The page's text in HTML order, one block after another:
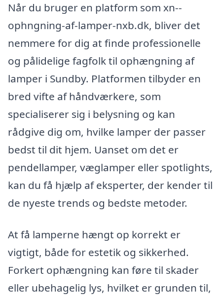
Når du bruger en platform som xn--
ophngning-af-lamper-nxb.dk, bliver det
nemmere for dig at finde professionelle
og pålidelige fagfolk til ophængning af
lamper i Sundby. Platformen tilbyder en
bred vifte af håndværkere, som
specialiserer sig i belysning og kan
rådgive dig om, hvilke lamper der passer
bedst til dit hjem. Uanset om det er
pendellamper, væglamper eller spotlights,
kan du få hjælp af eksperter, der kender til
de nyeste trends og bedste metoder.
At få lamperne hængt op korrekt er
vigtigt, både for estetik og sikkerhed.
Forkert ophængning kan føre til skader
eller ubehagelig lys, hvilket er grunden til,